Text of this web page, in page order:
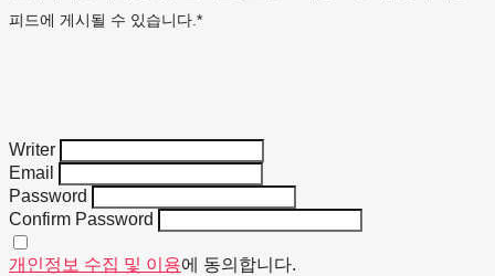
피드에 게시될 수 있습니다.*
Writer
Email
Password
Confirm Password
개인정보 수집 및 이용에 동의합니다.